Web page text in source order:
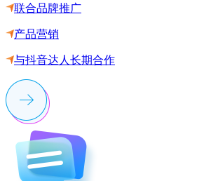
联合品牌推广
产品营销
与抖音达人长期合作